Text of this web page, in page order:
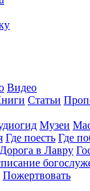
Видео
Статьи
Музеи
Где поесть Где
Дорога в Лавру
Пожертвовать